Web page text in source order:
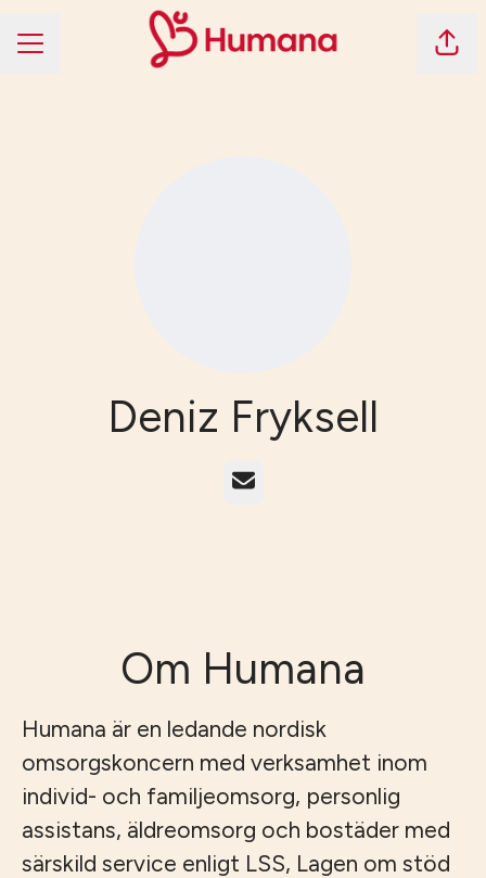
KARRIÄRMENY Dela
Deniz Fryksell
E-post
Om Humana
Humana är en ledande nordisk
omsorgskoncern med verksamhet inom
individ- och familjeomsorg, personlig
assistans, äldreomsorg och bostäder med
särskild service enligt LSS, Lagen om stöd